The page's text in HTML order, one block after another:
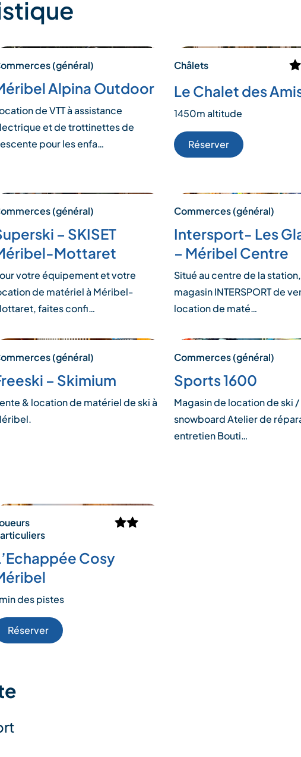
(général)
Alpina Outdoor
de VTT à assistance
et de trottinettes de
pour les enfa…
Châlets
Le Chalet des
1450m altitude
Réserver
(général)
– SKISET
Mottaret
votre équipement et votre
de matériel à Méribel-
faites confi…
Commerces (général)
Intersport- Les
– Méribel Centre
Situé au centre de la
magasin INTERSPORT de
location de maté…
(général)
– Skimium
& location de matériel de ski à
Commerces (général)
Sports 1600
Magasin de location de ski /
snowboard Atelier de
entretien Bouti…
Cosy
des pistes
Réserver